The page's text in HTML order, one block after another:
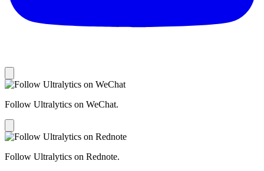
Follow Ultralytics on WeChat.
Follow Ultralytics on Rednote.